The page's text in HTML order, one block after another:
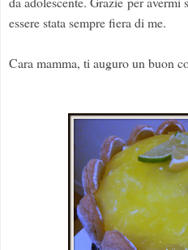
essere stata sempre fiera di me.
Cara mamma, ti auguro un buon